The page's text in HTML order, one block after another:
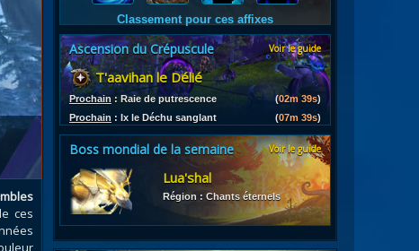
d'armures
ces
Classement pour ces affixes
Ascension du Crépuscule Voir le guide
T'aavihan le Délié
Prochain : Raie de putrescence (02m 37s)
Prochain : Ix le Déchu sanglant (07m 37s)
Boss mondial de la semaine Voir le guide
Lua'shal
Région : Chants éternels